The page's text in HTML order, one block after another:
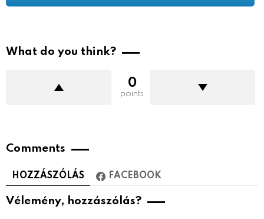
What do you think?
0
points
Comments
HOZZÁSZÓLÁS FACEBOOK
Vélemény, hozzászólás?